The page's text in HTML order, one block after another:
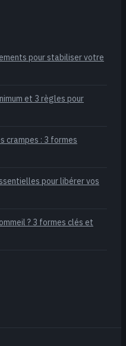
pour stabiliser votre
et 3 règles pour
crampes : 3 formes
pour libérer vos
? 3 formes clés et